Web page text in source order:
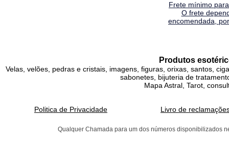
Frete mínimo
O frete
encomendada,
Produtos
Velas, velões, pedras e cristais, imagens, figuras, orixas, santos,
sabonetes, bijuteria de
Mapa Astral, Tarot,
Politica de Privacidade Livro de
Qualquer Chamada para um dos números disponibilizados